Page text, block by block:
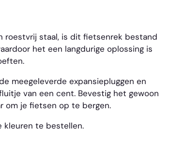
roestvrij staal, is dit fietsenrek bestand
het een langdurige oplossing is
meegeleverde expansiepluggen en
van een cent. Bevestig het gewoon
om je fietsen op te bergen.
kleuren te bestellen.